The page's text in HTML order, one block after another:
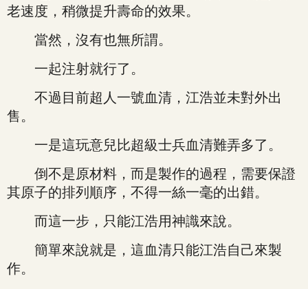
老速度，稍微提升壽命的效果。
當然，沒有也無所謂。
一起注射就行了。
不過目前超人一號血清，江浩並未對外出
售。
一是這玩意兒比超級士兵血清難弄多了。
倒不是原材料，而是製作的過程，需要保證
其原子的排列順序，不得一絲一毫的出錯。
而這一步，只能江浩用神識來說。
簡單來說就是，這血清只能江浩自己來製
作。